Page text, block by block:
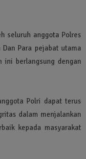
seluruh anggota Polres
Para pejabat utama
ini berlangsung dengan
Polri dapat terus
dalam menjalankan
kepada masyarakat